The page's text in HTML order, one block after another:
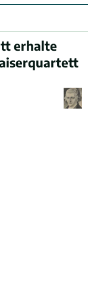
erhalte